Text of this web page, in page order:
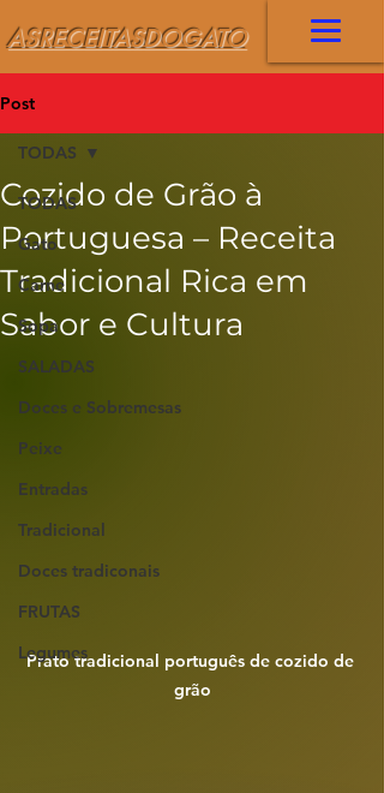
ASRECEITASDOGATO
Post
TODAS
Gato
Carne
Sopa
SALADAS
Doces e Sobremesas
Peixe
Entradas
Tradicional
Doces tradiconais
FRUTAS
Legumes
TODAS
Cozido de Grão à
Portuguesa – Receita
Tradicional Rica em
Sabor e Cultura
Prato tradicional português de cozido de
grão